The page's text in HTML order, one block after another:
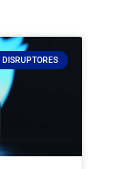
DISRUPTORES